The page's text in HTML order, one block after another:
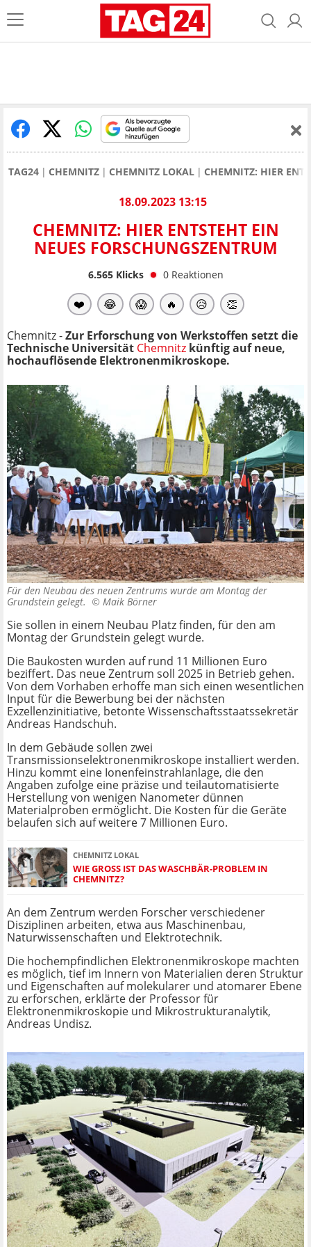
TAG24 CHEMNITZ CHEMNITZ LOKAL CHEMNITZ: HIER
18.09.2023 13:15
CHEMNITZ: HIER ENTSTEHT EIN
NEUES FORSCHUNGSZENTRUM
6.565Klicks 0 Reaktionen
❤️ 😂 😱 🔥 😥 👏
Chemnitz -Zur Erforschung von Werkstoffen setzt die
Technische Universität Chemnitz künftig auf neue,
hochauflösende Elektronenmikroskope.
Für den Neubau des neuen Zentrums wurde am Montag der
Grundstein gelegt. © Maik Börner
Sie sollen in einem Neubau Platz finden, für den am
Montag der Grundstein gelegt wurde.
Die Baukosten wurden auf rund 11 Millionen Euro
beziffert. Das neue Zentrum soll 2025 in Betrieb gehen.
Von dem Vorhaben erhoffe man sich einen wesentlichen
Input für die Bewerbung bei der nächsten
Exzellenzinitiative, betonte Wissenschaftsstaatssekretär
Andreas Handschuh.
In dem Gebäude sollen zwei
Transmissionselektronenmikroskope installiert werden.
Hinzu kommt eine Ionenfeinstrahlanlage, die den
Angaben zufolge eine präzise und teilautomatisierte
Herstellung von wenigen Nanometer dünnen
Materialproben ermöglicht. Die Kosten für die Geräte
belaufen sich auf weitere 7 Millionen Euro.
CHEMNITZ LOKAL
WIE GROSS IST DAS WASCHBÄR-PROBLEM IN C
HEMNITZ?
An dem Zentrum werden Forscher verschiedener
Disziplinen arbeiten, etwa aus Maschinenbau,
Naturwissenschaften und Elektrotechnik.
Die hochempfindlichen Elektronenmikroskope machten
es möglich, tief im Innern von Materialien deren Struktur
und Eigenschaften auf molekularer und atomarer Ebene
zu erforschen, erklärte der Professor für
Elektronenmikroskopie und Mikrostrukturanalytik,
Andreas Undisz.